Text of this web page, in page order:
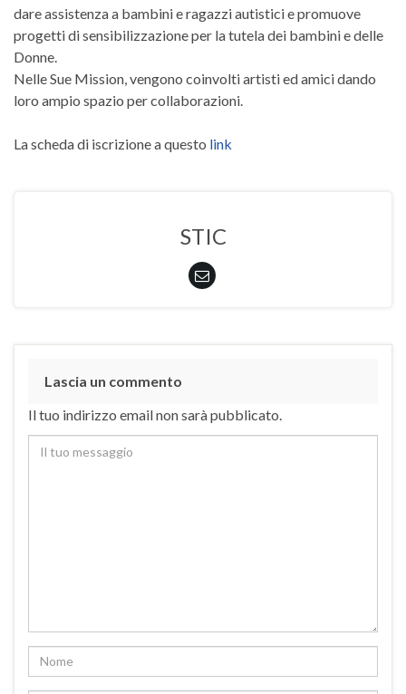
dare assistenza a bambini e ragazzi autistici e promuove
progetti di sensibilizzazione per la tutela dei bambini e delle
Donne.
Nelle Sue Mission, vengono coinvolti artisti ed amici dando
loro ampio spazio per collaborazioni.
La scheda di iscrizione a questo link
STIC
Lascia un commento
Il tuo indirizzo email non sarà pubblicato.